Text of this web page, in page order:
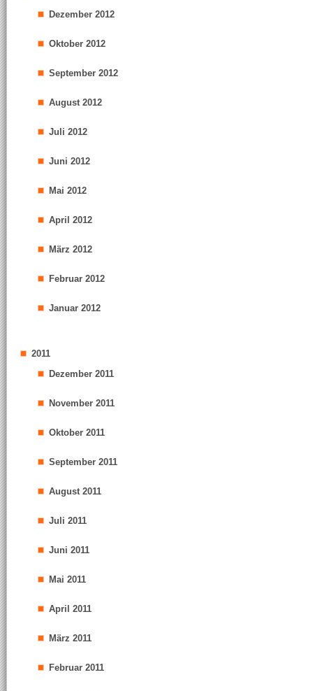
Dezember 2012
Oktober 2012
September 2012
August 2012
Juli 2012
Juni 2012
Mai 2012
April 2012
März 2012
Februar 2012
Januar 2012
2011
Dezember 2011
November 2011
Oktober 2011
September 2011
August 2011
Juli 2011
Juni 2011
Mai 2011
April 2011
März 2011
Februar 2011